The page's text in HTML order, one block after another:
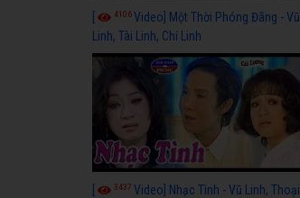
4106Video] Một Thời Phóng Đãng - Vũ
Linh, Tài Linh, Chí Linh
3437 Video] Nhạc Tình - Vũ Linh, Thoại